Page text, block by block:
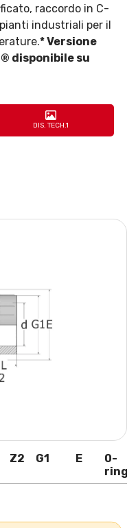
raccordo in C-
industriali per il
* Versione
disponibile su
DIS. TECH.1
Z2 G1 E
0-
ring